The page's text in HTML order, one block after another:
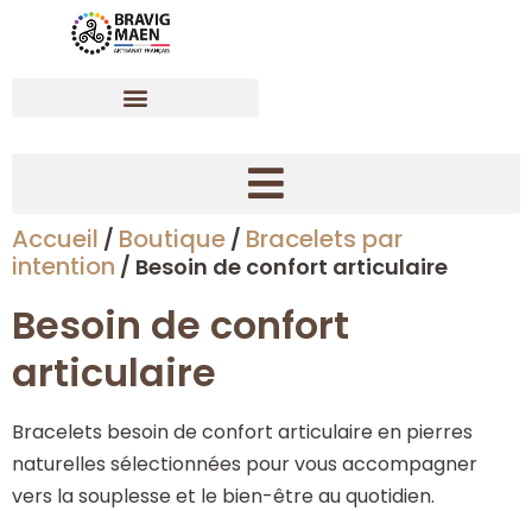
Accueil / Boutique / Bracelets par
intention / Besoin de confort articulaire
Besoin de confort
articulaire
Bracelets besoin de confort articulaire en pierres
naturelles sélectionnées pour vous accompagner
vers la souplesse et le bien-être au quotidien.